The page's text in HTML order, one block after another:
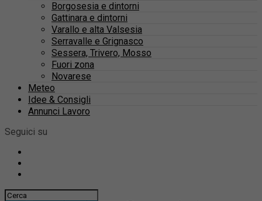
Borgosesia e dintorni
Gattinara e dintorni
Varallo e alta Valsesia
Serravalle e Grignasco
Sessera, Trivero, Mosso
Fuori zona
Novarese
Meteo
Idee & Consigli
Annunci Lavoro
Seguici su